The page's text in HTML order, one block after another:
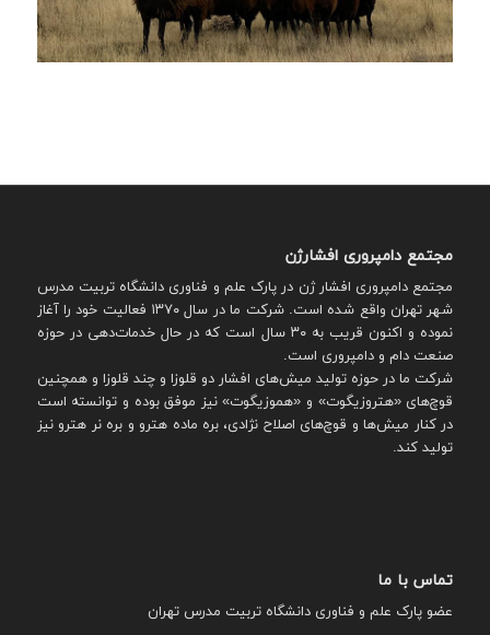
مجتمع دامپروری افشارژن
مجتمع دامپروری افشار ژن در پارک علم و فناوری دانشگاه تربیت مدرس
شهر تهران واقع شده است. شرکت ما در سال ۱۳۷۰ فعالیت خود را آغاز
نموده و اکنون قریب به ۳۰ سال است که در حال خدمات‌دهی در حوزه
صنعت دام و دامپروری است.
شرکت ما در حوزه تولید میش‌های افشار دو قلوزا و چند قلوزا و همچنین
قوچ‌های «هتروزیگوت» و «هموزیگوت» نیز موفق بوده و توانسته است
در کنار میش‌ها و قوچ‌های اصلاح نژادی، بره ماده هترو و بره نر هترو نیز
تولید کند.
تماس با ما
عضو پارک علم و فناوری دانشگاه تربیت مدرس تهران